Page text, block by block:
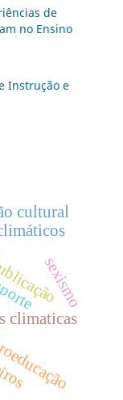
de
no Ensino
Instrução e
climaticas
cultural
sexismo